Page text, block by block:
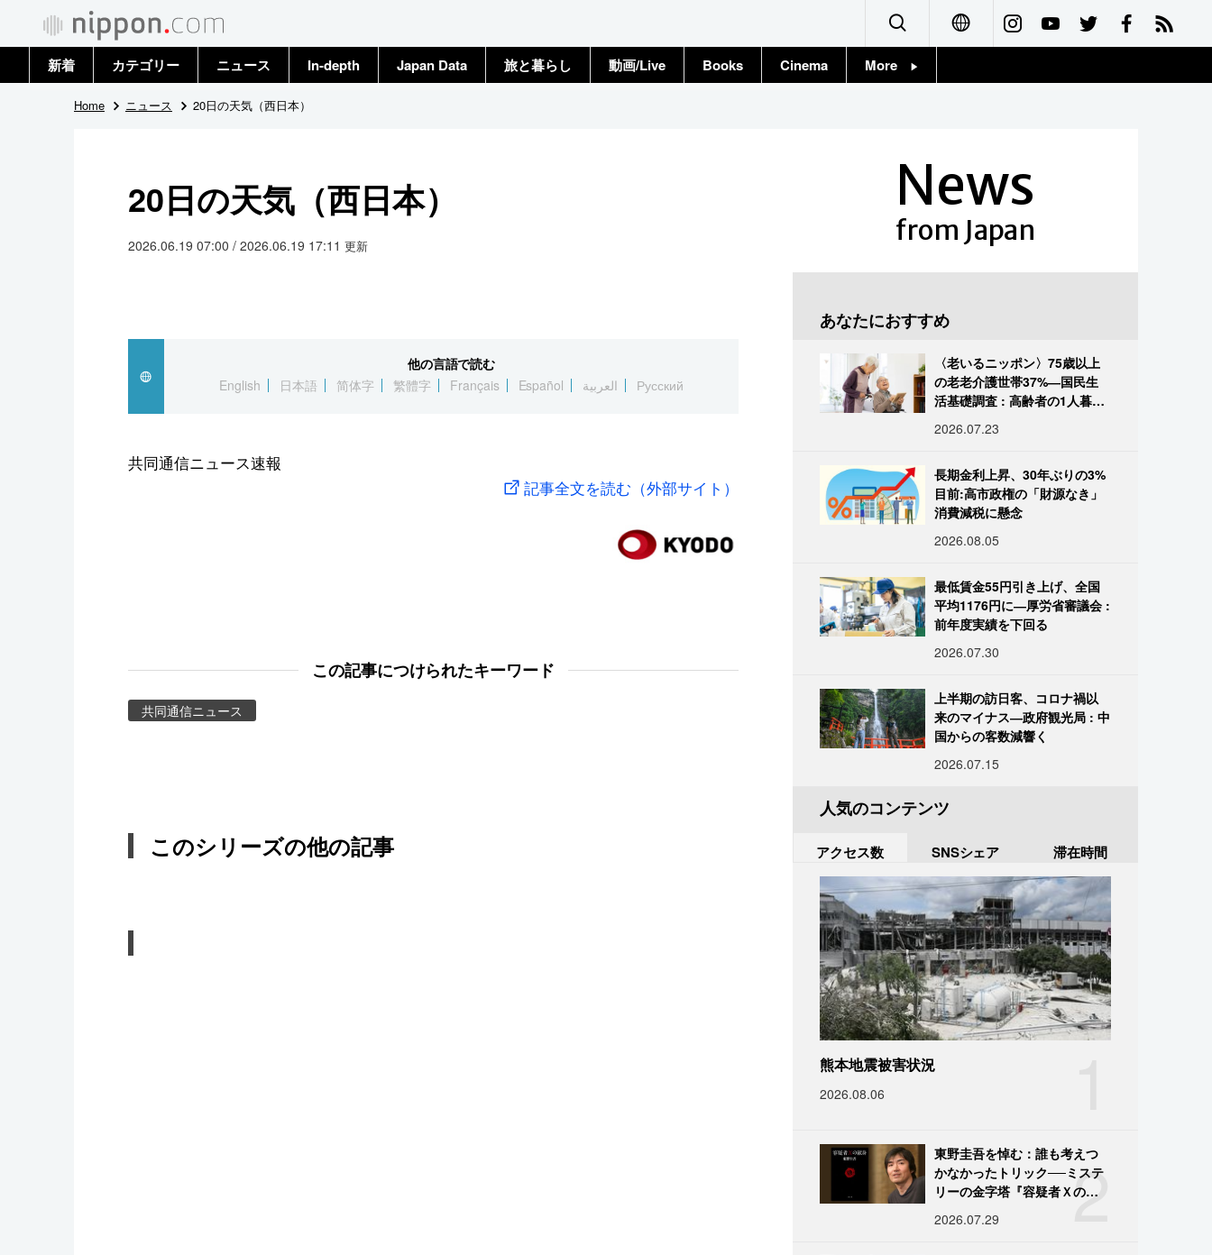
Français
新着 カテゴリー
政治・外交
国際
社会
科学・技術
暮らし
ニュース
トップ
In-depth Japan Data 旅と暮らし 動画/Live Books Cinema More
Home ニュース 20日の天気（西日本）
20日の天気（西日本）
2026.06.19 07:00 / 2026.06.19 17:11 更新
他の言語で読む
English
日本語 简体字 繁體字 Français Español العربية Русский
共同通信ニュース速報
記事全文を読む（外部サイト）
この記事につけられたキーワード
共同通信ニュース
このシリーズの他の記事
News
from Japan
あなたにおすすめ
〈老いるニッポン〉75歳以上
の老老介護世帯37%―国民生
活基礎調査 : 高齢者の1人暮ら
2026.07.23
長期金利上昇、30年ぶりの3%
目前:高市政権の「財源なき」
消費減税に懸念
2026.08.05
最低賃金55円引き上げ、全国
平均1176円に―厚労省審議会 :
前年度実績を下回る
2026.07.30
上半期の訪日客、コロナ禍以
来のマイナス―政府観光局 : 中
国からの客数減響く
2026.07.15
人気のコンテンツ
アクセス数 SNSシェア 滞在時間
熊本地震被害状況
2026.08.06
2
東野圭吾を悼む：誰も考えつ
かなかったトリック──ミステ
リーの金字塔『容疑者Ｘの献
2026.07.29